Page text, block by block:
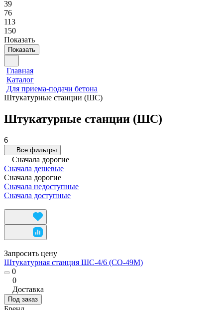
39
76
113
150
Показать
Показать
Главная
Каталог
Для приема-подачи бетона
Штукатурные станции (ШС)
Штукатурные станции (ШС)
6
Все фильтры
Сначала дорогие
Сначала дешевые
Сначала дорогие
Сначала недоступные
Сначала доступные
Запросить цену
Штукатурная станция ШС-4/6 (СО-49М)
0
0
Доставка
Под заказ